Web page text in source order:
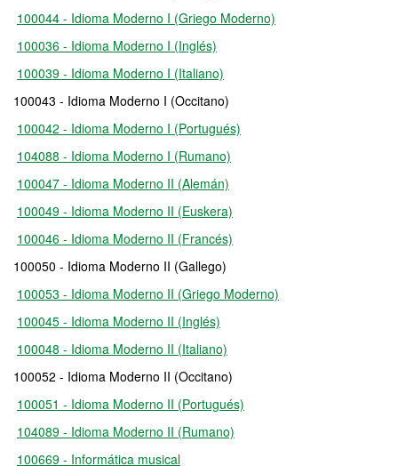
100044 - Idioma Moderno I (Griego Moderno)
100036 - Idioma Moderno I (Inglés)
100039 - Idioma Moderno I (Italiano)
100043 - Idioma Moderno I (Occitano)
100042 - Idioma Moderno I (Portugués)
104088 - Idioma Moderno I (Rumano)
100047 - Idioma Moderno II (Alemán)
100049 - Idioma Moderno II (Euskera)
100046 - Idioma Moderno II (Francés)
100050 - Idioma Moderno II (Gallego)
100053 - Idioma Moderno II (Griego Moderno)
100045 - Idioma Moderno II (Inglés)
100048 - Idioma Moderno II (Italiano)
100052 - Idioma Moderno II (Occitano)
100051 - Idioma Moderno II (Portugués)
104089 - Idioma Moderno II (Rumano)
100669 - Informática musical